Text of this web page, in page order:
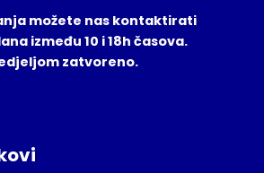
možete nas kontaktirati
između 10 i 18h časova.
zatvoreno.